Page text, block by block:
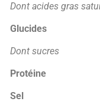
Dont acides gras
Glucides
Dont sucres
Protéine
Sel